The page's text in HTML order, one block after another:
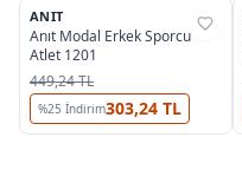
%38
ANIT
Anıt Modal Erkek Sporcu
Atlet 1201
449,24 TL
%25 İndirim303,24 TL